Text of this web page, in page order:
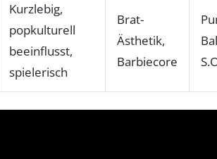
Kurzlebig,
popkulturell
beeinflusst,
spielerisch
Brat-
Ästhetik,
Barbiecore